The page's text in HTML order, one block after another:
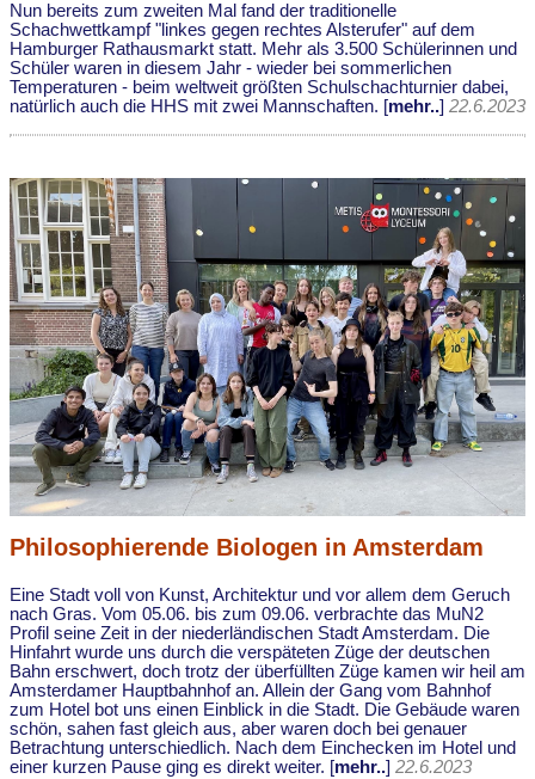
Nun bereits zum zweiten Mal fand der traditionelle
Schachwettkampf "linkes gegen rechtes Alsterufer" auf dem
Hamburger Rathausmarkt statt. Mehr als 3.500 Schülerinnen und
Schüler waren in diesem Jahr - wieder bei sommerlichen
Temperaturen - beim weltweit größten Schulschachturnier dabei,
natürlich auch die HHS mit zwei Mannschaften. [mehr..] 22.6.2023
Philosophierende Biologen in Amsterdam
Eine Stadt voll von Kunst, Architektur und vor allem dem Geruch
nach Gras. Vom 05.06. bis zum 09.06. verbrachte das MuN2
Profil seine Zeit in der niederländischen Stadt Amsterdam. Die
Hinfahrt wurde uns durch die verspäteten Züge der deutschen
Bahn erschwert, doch trotz der überfüllten Züge kamen wir heil am
Amsterdamer Hauptbahnhof an. Allein der Gang vom Bahnhof
zum Hotel bot uns einen Einblick in die Stadt. Die Gebäude waren
schön, sahen fast gleich aus, aber waren doch bei genauer
Betrachtung unterschiedlich. Nach dem Einchecken im Hotel und
einer kurzen Pause ging es direkt weiter. [mehr..] 22.6.2023